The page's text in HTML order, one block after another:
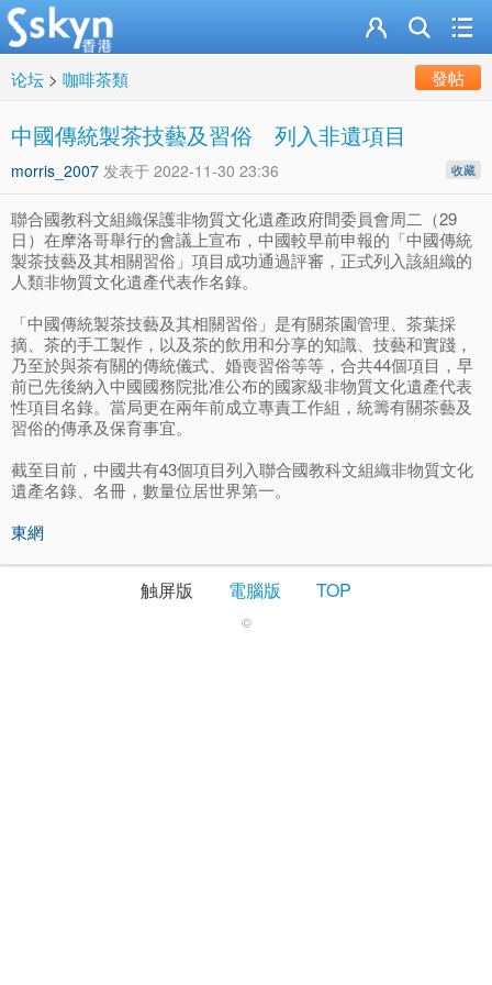
论坛 > 咖啡茶類 發帖
中國傳統製茶技藝及習俗 列入非遺項目
收藏
morris_2007 发表于 2022-11-30 23:36
聯合國教科文組織保護非物質文化遺產政府間委員會周二（29
日）在摩洛哥舉行的會議上宣布，中國較早前申報的「中國傳統
製茶技藝及其相關習俗」項目成功通過評審，正式列入該組織的
人類非物質文化遺產代表作名錄。
「中國傳統製茶技藝及其相關習俗」是有關茶園管理、茶葉採
摘、茶的手工製作，以及茶的飲用和分享的知識、技藝和實踐，
乃至於與茶有關的傳統儀式、婚喪習俗等等，合共44個項目，早
前已先後納入中國國務院批准公布的國家級非物質文化遺產代表
性項目名錄。當局更在兩年前成立專責工作組，統籌有關茶藝及
習俗的傳承及保育事宜。
截至目前，中國共有43個項目列入聯合國教科文組織非物質文化
遺產名錄、名冊，數量位居世界第一。
東網
触屏版 電腦版 TOP
©